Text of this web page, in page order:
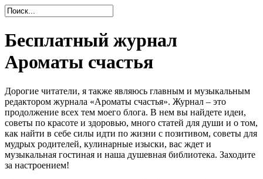
Бесплатный журнал
Ароматы счастья
Дорогие читатели, я также являюсь главным и музыкальным
редактором журнала «Ароматы счастья». Журнал – это
продолжение всех тем моего блога. В нем вы найдете идеи,
советы по красоте и здоровью, много статей для души и о том,
как найти в себе силы идти по жизни с позитивом, советы для
мудрых родителей, кулинарные изыски, вас ждет и
музыкальная гостиная и наша душевная библиотека. Заходите
за настроением!